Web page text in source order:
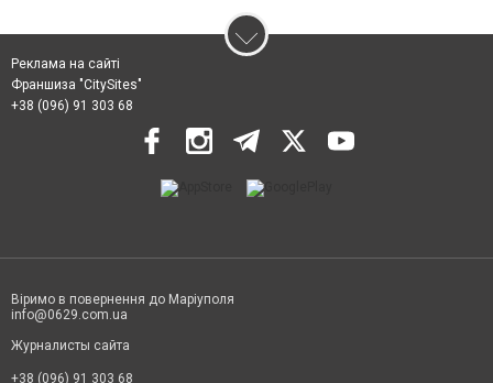
Реклама на сайті
Франшиза "CitySites"
+38 (096) 91 303 68
Віримо в повернення до Маріуполя
info@0629.com.ua
Журналисты сайта
+38 (096) 91 303 68